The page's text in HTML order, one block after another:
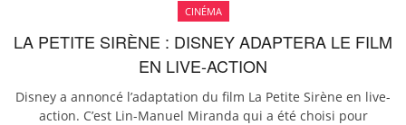
CINÉMA
LA PETITE SIRÈNE : DISNEY ADAPTERA LE FILM
EN LIVE-ACTION
Disney a annoncé l’adaptation du film La Petite Sirène en live-
action. C’est Lin-Manuel Miranda qui a été choisi pour